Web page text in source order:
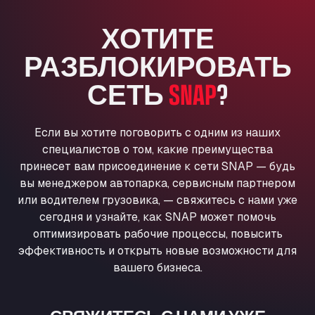
Washway Road, PE12 8LT
Anpol Sp. z o.o.
Ul. Torunska 147, 85884
Aqua Ariva GmbH
Marie-Curie-Straße 24, 68219
An der Autobahn 1, 27404
ARAL Autohof Bockenem
ARAL Autohof Merklingen
Nellinger Str. 24, 89188
ARAL Autohof Preis
Schellweilerstraße 1, 66871
ARAL Tankstelle - XXL Truckwash.de
ХОТИТЕ
РАЗБЛОКИРОВАТЬ
СЕТЬSNAP?
Если вы хотите поговорить с одним из наших
специалистов о том, какие преимущества
принесет вам присоединение к сети SNAP — будь
вы менеджером автопарка, сервисным партнером
или водителем грузовика, — свяжитесь с нами уже
сегодня и узнайте, как SNAP может помочь
оптимизировать рабочие процессы, повысить
эффективность и открыть новые возможности для
вашего бизнеса.